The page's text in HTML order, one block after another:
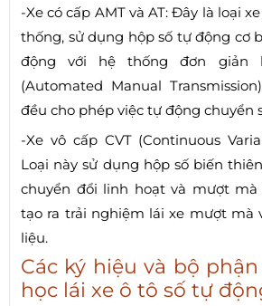
-Xe có cấp AMT và AT: Đây là loại
thống, sử dụng hộp số tự động cơ
động với hệ thống đơn giản
(Automated Manual
đều cho phép việc tự động chuyển
-Xe vô cấp CVT (Continuous
Loại này sử dụng hộp số biến
chuyển đổi linh hoạt và mượt mà
tạo ra trải nghiệm lái xe mượt mà
liệu.
Các ký hiệu và bộ
học lái xe ô tô số tự